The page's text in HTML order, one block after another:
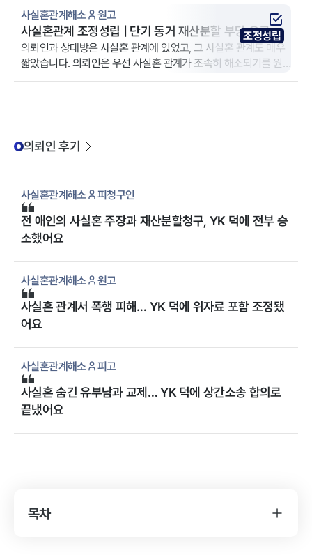
대방이 사실혼 자체를 부인하며 아파트 지분 반환을 거부하였기
때문에, 사실혼관계 성립 여부를 주요 쟁점으로 하는 소송에 착수
하였습니다.
사실혼관계해소 원고
사실혼관계 조정성립 | 단기 동거 재산분할 부당 요구 방
어 후 조기 종결
의뢰인과 상대방은 사실혼 관계에 있었고, 그 사실혼 관계도 매우
짧았습니다. 의뢰인은 우선 사실혼 관계가 조속히 해소되기를 원
하셔서 법무법인 YK 수원 분사무소를 방문하셨습니다.
조정성립
의뢰인 후기
사실혼관계해소 피청구인
전 애인의 사실혼 주장과 재산분할청구, YK 덕에 전부 승
소했어요
사실혼관계해소 원고
사실혼 관계서 폭행 피해… YK 덕에 위자료 포함 조정됐
어요
사실혼관계해소 피고
사실혼 숨긴 유부남과 교제… YK 덕에 상간소송 합의로
끝냈어요
목차